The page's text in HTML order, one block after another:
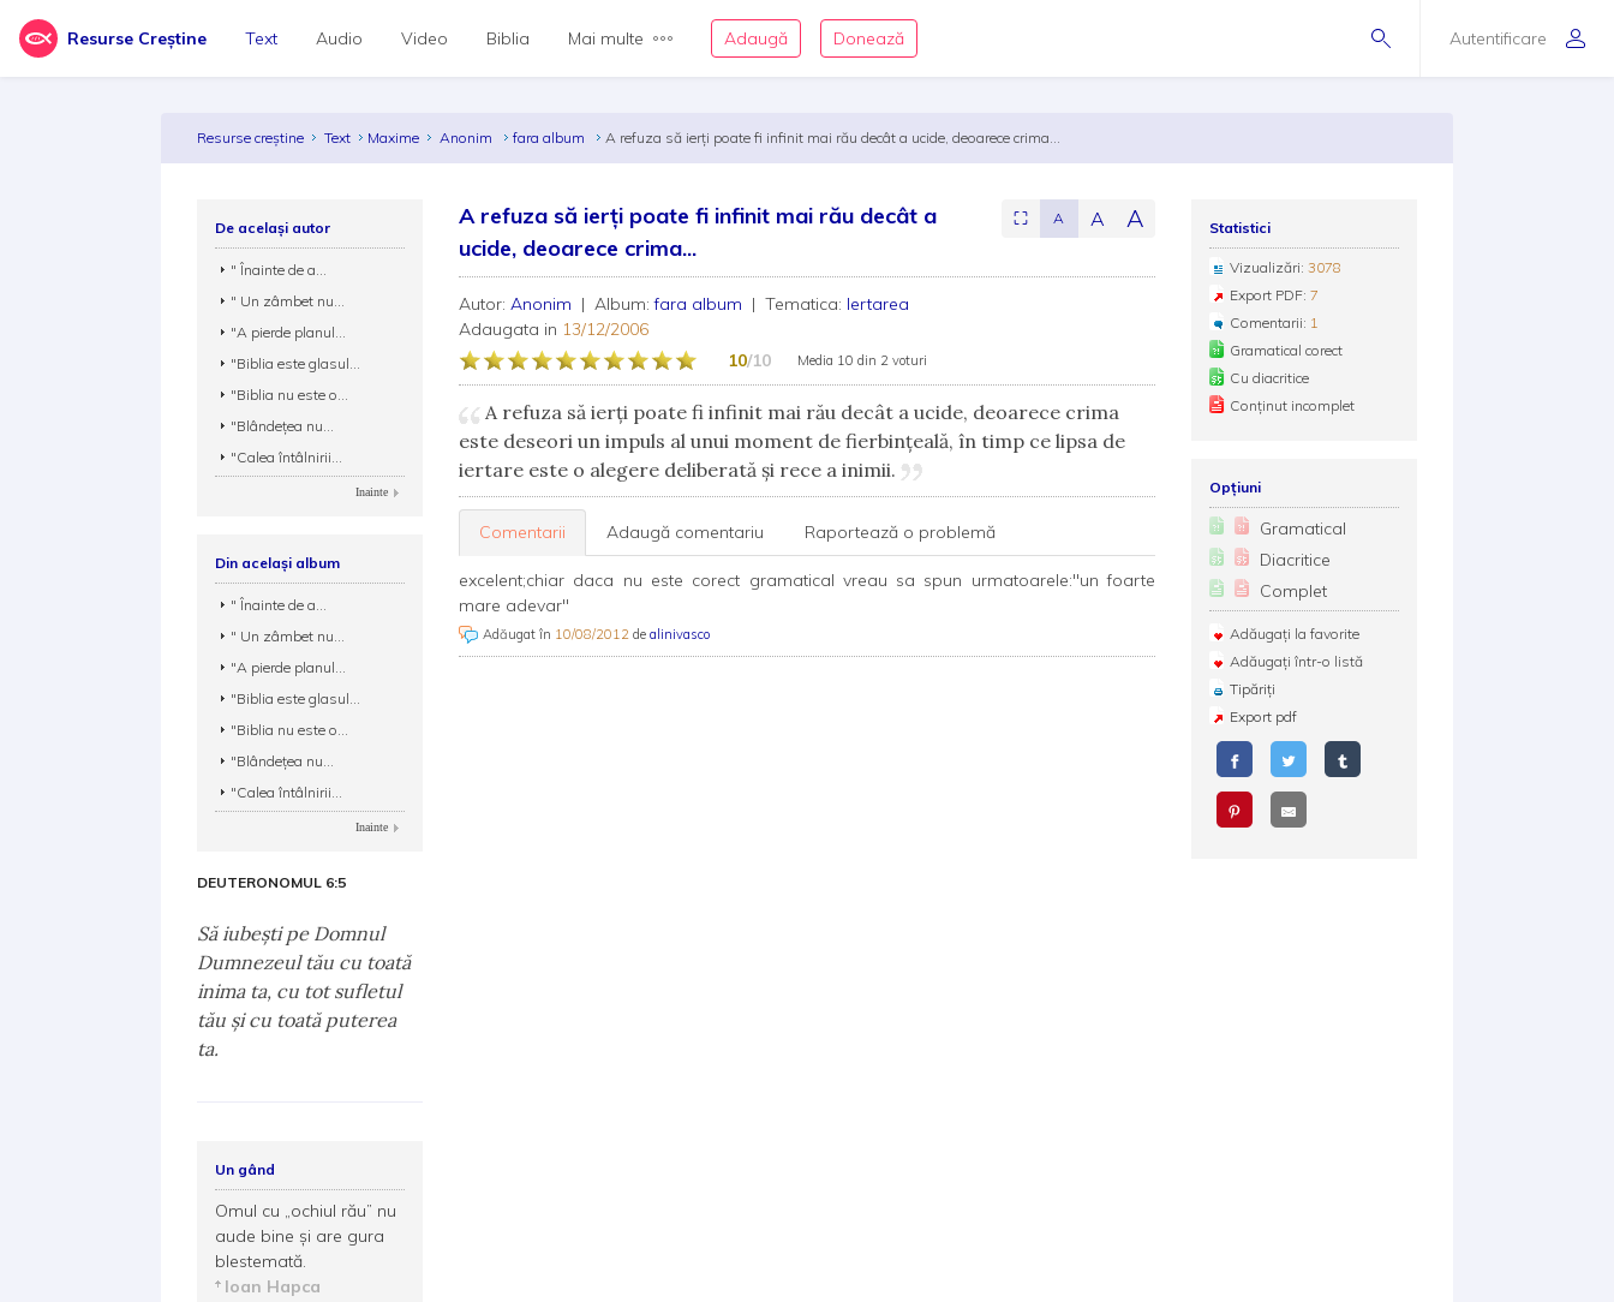
Resurse Creștine Autentificare
Text Audio Video Biblia Mai multe Adaugă Donează
Resurse creștine Text Maxime Anonim fara album A refuza să ierţi poate fi infinit mai rău decât a ucide, deoarece crima...
A refuza să ierţi poate fi infinit mai rău decât a
ucide, deoarece crima...
⛶ A A A
Autor:Anonim | Album:fara album | Tematica: Iertarea
Adaugata in 13/12/2006
10/10 Media 10 din 2 voturi
A refuza să ierţi poate fi infinit mai rău decât a ucide, deoarece crima
este deseori un impuls al unui moment de fierbinţeală, în timp ce lipsa de
iertare este o alegere deliberată şi rece a inimii.
Comentarii Adaugă comentariu Raportează o problemă
excelent;chiar daca nu este corect gramatical vreau sa spun urmatoarele:"un foarte
mare adevar"
Adăugat în 10/08/2012 dealinivasco
Statistici
Vizualizări: 3078
Export PDF: 7
Comentarii: 1
Gramatical corect
Cu diacritice
Conținut incomplet
Opțiuni
Gramatical
Diacritice
Complet
Adăugați la favorite
Adăugați într-o listă
Tipăriți
Export pdf
De același autor
" Înainte de a...
" Un zâmbet nu...
"A pierde planul...
"Biblia este glasul...
"Biblia nu este o...
"Blândeţea nu...
"Calea întâlnirii...
Inainte
Din același album
" Înainte de a...
" Un zâmbet nu...
"A pierde planul...
"Biblia este glasul...
"Biblia nu este o...
"Blândeţea nu...
"Calea întâlnirii...
Inainte
DEUTERONOMUL 6:5
Să iubeşti pe Domnul
Dumnezeul tău cu toată
inima ta, cu tot sufletul
tău şi cu toată puterea
ta.
Un gând
Omul cu „ochiul rău” nu
aude bine și are gura
blestemată.
Ioan Hapca